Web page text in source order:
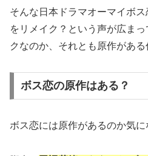
そんな日本ドラマオーマイボ
をリメイク？という声が広ま
クなのか、それとも原作がある
ボス恋の原作はある？
ボス恋には原作があるのか気に